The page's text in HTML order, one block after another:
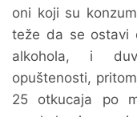
oni koji su
teže da se ostavi
alkohola, i
opuštenosti,
25 otkucaja po